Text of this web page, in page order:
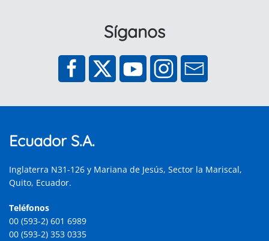
Síganos
Ecuador S.A.
Inglaterra N31-126 y Mariana de Jesús, Sector la Mariscal,
Quito, Ecuador.
Teléfonos
00 (593-2) 601 6989
00 (593-2) 353 0335